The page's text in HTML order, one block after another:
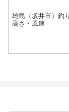
雄島（坂井市）釣
高さ・風速